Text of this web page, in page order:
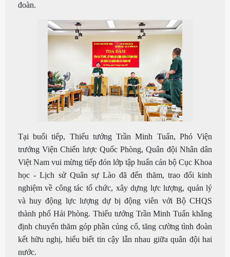
đoàn.
Tại buổi tiếp, Thiếu tướng Trần Minh Tuấn, Phó Viện
trưởng Viện Chiến lược Quốc Phòng, Quân đội Nhân dân
Việt Nam vui mừng tiếp đón lớp tập huấn cán bộ Cục Khoa
học - Lịch sử Quân sự Lào đã đến thăm, trao đổi kinh
nghiệm về công tác tổ chức, xây dựng lực lượng, quản lý
và huy động lực lượng dự bị động viên với Bộ CHQS
thành phố Hải Phòng. Thiếu tướng Trần Minh Tuấn khẳng
định chuyến thăm góp phần củng cố, tăng cường tình đoàn
kết hữu nghị, hiểu biết tin cậy lẫn nhau giữa quân đội hai
nước.